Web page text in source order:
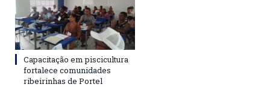
Capacitação em piscicultura
fortalece comunidades
ribeirinhas de Portel